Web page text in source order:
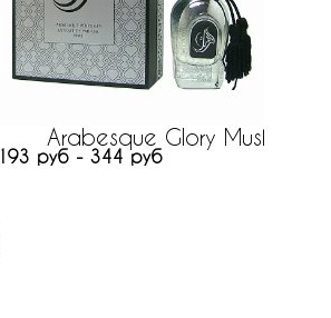
Arabesque Glory Musk
193 руб - 344 руб